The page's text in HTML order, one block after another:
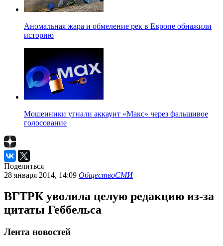
Аномальная жара и обмеление рек в Европе обнажили
историю
Мошенники угнали аккаунт «Макс» через фальшивое
голосование
Поделиться
28 января 2014, 14:09 ОбществоСМИ
ВГТРК уволила целую редакцию из-за
цитаты Геббельса
Лента новостей